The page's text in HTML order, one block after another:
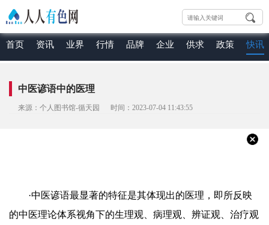
首页 资讯 业界 行情 品牌 企业 供求 政策 快讯
中医谚语中的医理
来源：个人图书馆-循天园 时间：2023-07-04 11:43:55
·中医谚语最显著的特征是其体现出的医理，即所反映
的中医理论体系视角下的生理观、病理观、辨证观、治疗观